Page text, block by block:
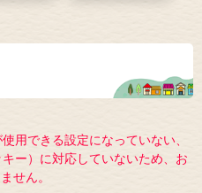
用できる設定になっていない、
ー）に対応していないため、お
せん。